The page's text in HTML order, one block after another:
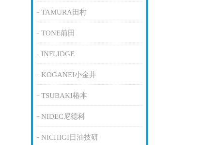
TAMURA田村
TONE前田
INFLIDGE
KOGANEI小金井
TSUBAKI椿本
NIDEC尼德科
NICHIGI日油技研